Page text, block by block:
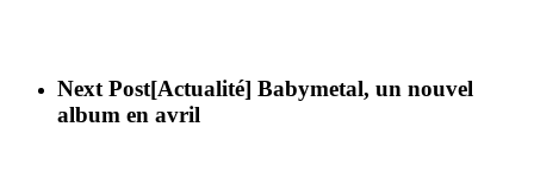
Next Post[Actualité] Babymetal, un nouvel
album en avril